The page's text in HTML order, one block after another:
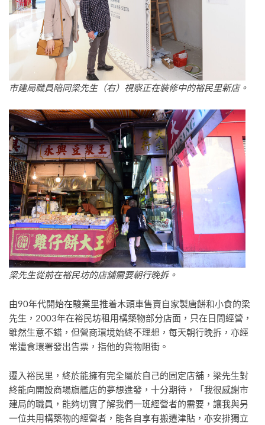
市建局職員陪同梁先生（右）視察正在裝修中的裕民里新店。
梁先生從前在裕民坊的店舖需要朝行晚拆。
由90年代開始在駿業里推着木頭車售賣自家製唐餅和小食的梁
先生，2003年在裕民坊租用構築物部分店面，只在日間經營，
雖然生意不錯，但營商環境始終不理想，每天朝行晚拆，亦經
常遭食環署發出告票，指他的貨物阻街。
遷入裕民里，終於能擁有完全屬於自己的固定店舖，梁先生對
終能向開設商場旗艦店的夢想進發，十分期待，「我很感謝市
建局的職員，能夠切實了解我們一班經營者的需要，讓我與另
一位共用構築物的經營者，能各自享有搬遷津貼，亦安排獨立